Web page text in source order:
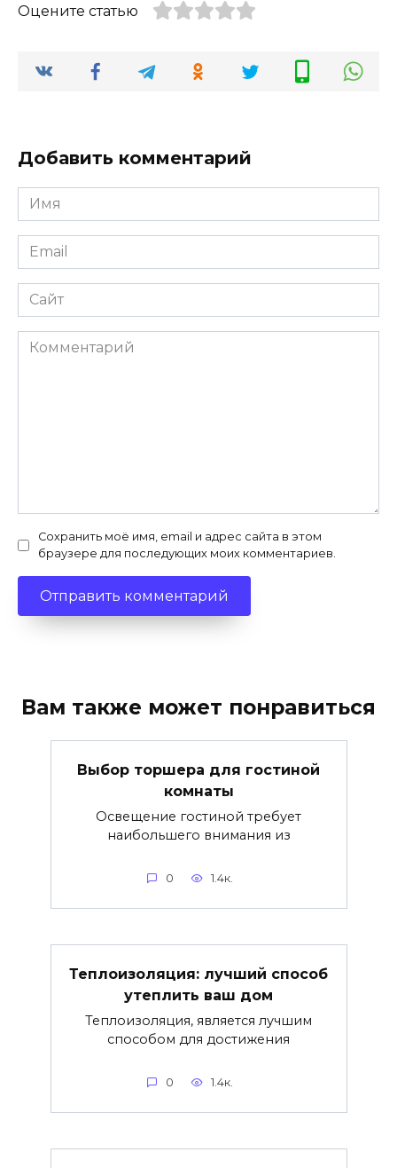
Оцените статью
Добавить комментарий
Имя
*
Email
*
Сайт
Комментарий
Сохранить моё имя, email и адрес сайта в этом
браузере для последующих моих комментариев.
Вам также может понравиться
Выбор торшера для гостиной
комнаты
Освещение гостиной требует
наибольшего внимания из
0 1.4к.
Теплоизоляция: лучший способ
утеплить ваш дом
Теплоизоляция, является лучшим
способом для достижения
0 1.4к.